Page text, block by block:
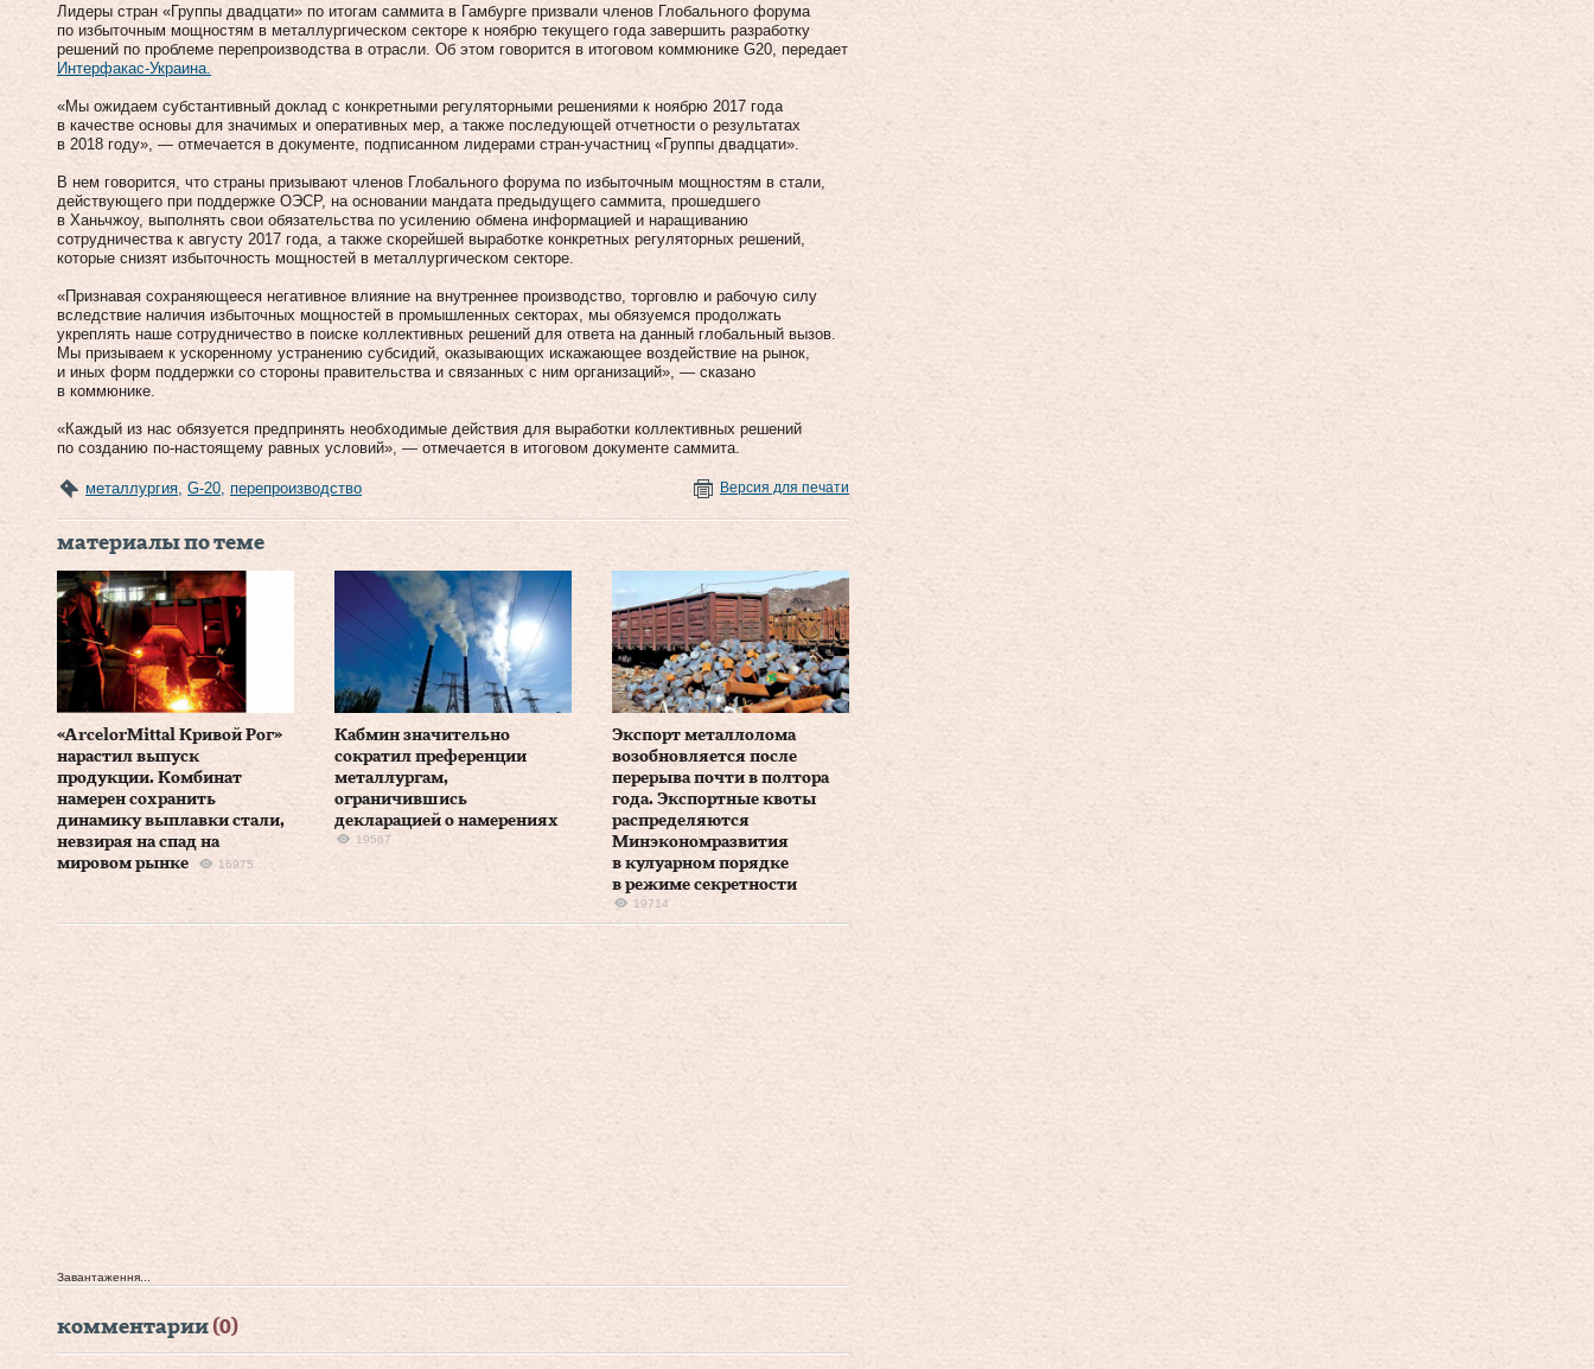
Лидеры стран «Группы двадцати» по итогам саммита в Гамбурге призвали членов Глобального форума
по избыточным мощностям в металлургическом секторе к ноябрю текущего года завершить разработку
решений по проблеме перепроизводства в отрасли. Об этом говорится в итоговом коммюнике G20, передает
Интерфакас-Украина.
«Мы ожидаем субстантивный доклад с конкретными регуляторными решениями к ноябрю 2017 года
в качестве основы для значимых и оперативных мер, а также последующей отчетности о результатах
в 2018 году», — отмечается в документе, подписанном лидерами стран-участниц «Группы двадцати».
В нем говорится, что страны призывают членов Глобального форума по избыточным мощностям в стали,
действующего при поддержке ОЭСР, на основании мандата предыдущего саммита, прошедшего
в Ханьчжоу, выполнять свои обязательства по усилению обмена информацией и наращиванию
сотрудничества к августу 2017 года, а также скорейшей выработке конкретных регуляторных решений,
которые снизят избыточность мощностей в металлургическом секторе.
«Признавая сохраняющееся негативное влияние на внутреннее производство, торговлю и рабочую силу
вследствие наличия избыточных мощностей в промышленных секторах, мы обязуемся продолжать
укреплять наше сотрудничество в поиске коллективных решений для ответа на данный глобальный вызов.
Мы призываем к ускоренному устранению субсидий, оказывающих искажающее воздействие на рынок,
и иных форм поддержки со стороны правительства и связанных с ним организаций», — сказано
в коммюнике.
«Каждый из нас обязуется предпринять необходимые действия для выработки коллективных решений
по созданию по-настоящему равных условий», — отмечается в итоговом документе саммита.
металлургия G-20 перепроизводство Версия для печати
материалы по теме
«ArcelorMittal Кривой Рог»
нарастил выпуск
продукции. Комбинат
намерен сохранить
динамику выплавки стали,
невзирая на спад на
мировом рынке
16975
Кабмин значительно
сократил преференции
металлургам,
ограничившись
декларацией о намерениях
19567
Экспорт металлолома
возобновляется после
перерыва почти в полтора
года. Экспортные квоты
распределяются
Минэкономразвития
в кулуарном порядке
в режиме секретности
19714
Завантаження...
комментарии (0)